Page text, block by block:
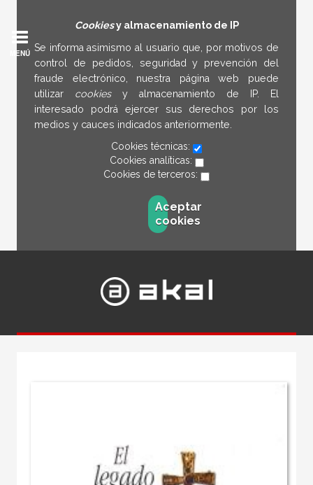
Cookiesy almacenamiento de IP
Se informa asimismo al usuario que, por motivos de
control de pedidos, seguridad y prevención del
fraude electrónico, nuestra página web puede
utilizar cookies y almacenamiento de IP. El
interesado podrá ejercer sus derechos por los
medios y cauces indicados anteriormente.
Cookies técnicas:
Cookies analíticas:
Cookies de terceros:
Aceptar
cookies
MENÚ